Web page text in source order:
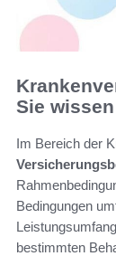
Sie
Im Bereich der
Bedingungen
bestimmten